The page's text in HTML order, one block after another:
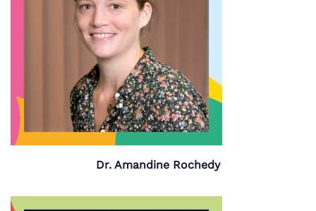
Dr. Amandine Rochedy